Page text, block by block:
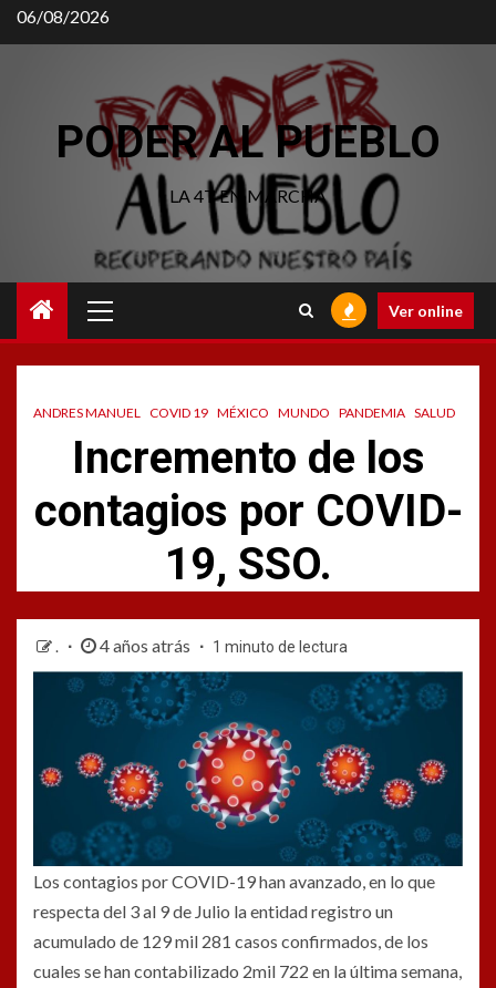
Saltar
al
06/08/2026
PODER AL PUEBLO
LA 4T EN MARCHA
principal
Ver online
ANDRES MANUEL COVID 19 MÉXICO MUNDO PANDEMIA SALUD
Incremento de los
contagios por COVID-
19, SSO.
. 4 años atrás 1 minuto de lectura
Los contagios por COVID-19 han avanzado, en lo que
respecta del 3 al 9 de Julio la entidad registro un
acumulado de 129 mil 281 casos confirmados, de los
cuales se han contabilizado 2mil 722 en la última semana,